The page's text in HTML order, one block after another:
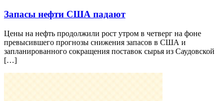
Запасы нефти США падают
Цены на нефть продолжили рост утром в четверг на фоне
превысившего прогнозы снижения запасов в США и
запланированного сокращения поставок сырья из Саудовской
[…]